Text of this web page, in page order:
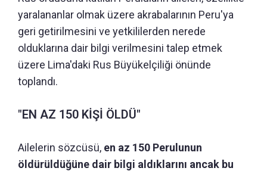
yaralananlar olmak üzere akrabalarının Peru'ya
geri getirilmesini ve yetkililerden nerede
olduklarına dair bilgi verilmesini talep etmek
üzere Lima'daki Rus Büyükelçiliği önünde
toplandı.
"EN AZ 150 KİŞİ ÖLDÜ"
Ailelerin sözcüsü, en az 150 Perulunun
öldürüldüğüne dair bilgi aldıklarını ancak bu